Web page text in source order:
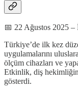
📅 22 Ağustos 2025 –
Türkiye’de ilk kez
uygulamalarını
ölçüm cihazları ve
Etkinlik, diş
gösterdi.